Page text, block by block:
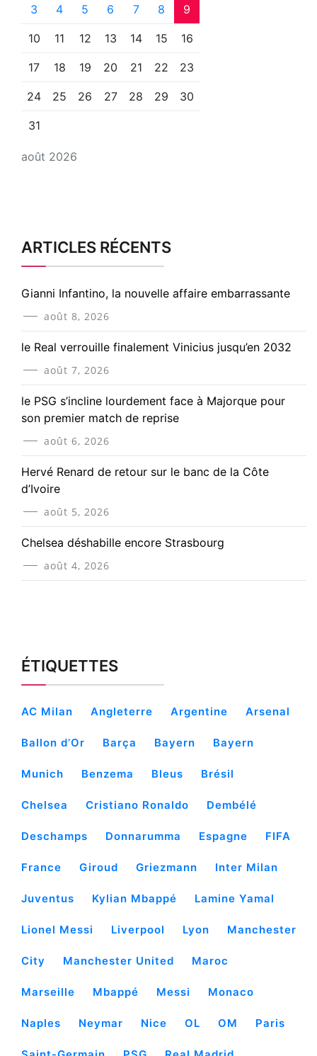
août 2026
3 4 5 6 7 8 9
10 11 12 13 14 15 16
17 18 19 20 21 22 23
24 25 26 27 28 29 30
31
ARTICLES RÉCENTS
Gianni Infantino, la nouvelle affaire embarrassante
août 8, 2026
le Real verrouille finalement Vinicius jusqu’en 2032
août 7, 2026
le PSG s’incline lourdement face à Majorque pour
son premier match de reprise
août 6, 2026
Hervé Renard de retour sur le banc de la Côte
d’Ivoire
août 5, 2026
Chelsea déshabille encore Strasbourg
août 4, 2026
ÉTIQUETTES
AC Milan Angleterre Argentine Arsenal
Ballon d’Or Barça Bayern Bayern
Munich Benzema Bleus Brésil
Chelsea Cristiano Ronaldo Dembélé
Deschamps Donnarumma Espagne FIFA
France Giroud Griezmann Inter Milan
Juventus Kylian Mbappé Lamine Yamal
Lionel Messi Liverpool Lyon Manchester
City Manchester United Maroc
Marseille Mbappé Messi Monaco
Naples Neymar Nice OL OM Paris